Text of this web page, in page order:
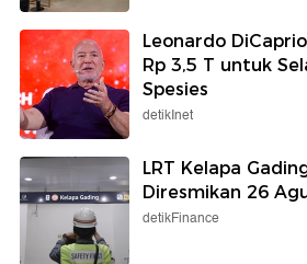
Leonardo
Rp 3,5 T untuk
Spesies
detikInet
LRT Kelapa
Diresmikan 26
detikFinance